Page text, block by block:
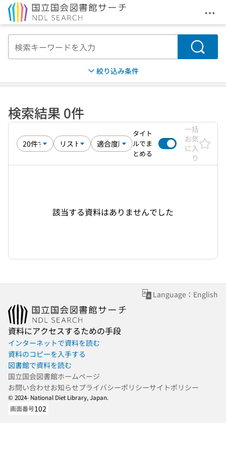
メ
検索
絞り込み条件
検索結果 0件
タイト
ルでま
とめる
一括
お気
に入
り
該当する資料はありませんでした
Language：English
資料にアクセスするための手段
インターネットで資料を読む
資料のコピーを入手する
図書館で資料を読む
国立国会図書館ホームページ
お問い合わせお知らせプライバシーポリシーサイトポリシー
© 2024- National Diet Library, Japan.
画面番号102